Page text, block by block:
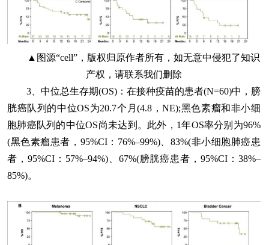
▲图源“cell”，版权归原作者所有，如无意中侵犯了知识
产权，请联系我们删除
3、中位总生存期(OS) ：在接种疫苗的患者(N=60)中，膀
胱癌队列的中位OS为20.7个月(4.8，NE);黑色素瘤和非小细
胞肺癌队列的中位OS尚未达到。此外，1年OS率分别为96%
(黑色素瘤患者，95%CI：76%–99%)、83%(非小细胞肺癌患
者，95%CI：57%–94%)、67%(膀胱癌患者，95%CI：38%–
85%)。